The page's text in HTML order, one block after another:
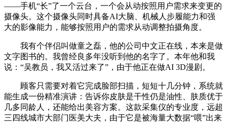
——手机“长”了一个云台，一个会从动按照用户需求来变更的
摄像头。这个摄像头同时具备AI大脑、机械人步履能力和强
大的影像能力，能够按照用户的需求从动调整拍摄角度。
我有个伴侣叫做童之磊，他的公司中文正在线，本来是做
文字图书的。我曾经良多年没听到他的名字了。本年他和我
说：“吴教员，我又活过来了”，由于他正在做AI 3D漫剧。
顾客只需要对着它完成脸部扫描，短短十几分钟，系统就
能生成一份精准演讲：告诉你皮肤是干性仍是油性、肤质优于
几多同龄人，还能给出美容方案。这款采集仪的专业度，远超
三四线城市大部门医美大夫，由于它是被海量大数据“喂”出来